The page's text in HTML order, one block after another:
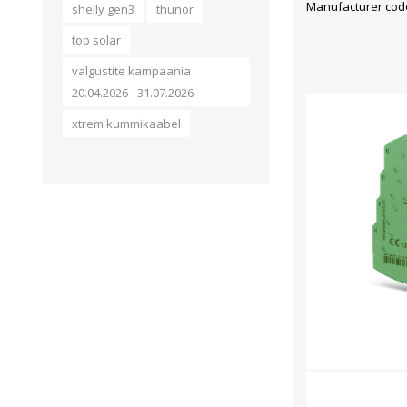
Manufacturer
shelly gen3
thunor
top solar
valgustite kampaania
20.04.2026 - 31.07.2026
xtrem kummikaabel